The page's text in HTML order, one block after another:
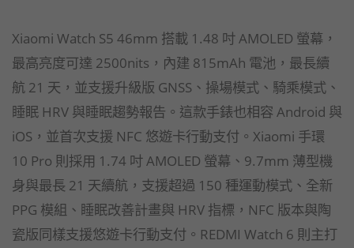
Xiaomi Watch S5 46mm 搭載 1.48 吋 AMOLED 螢幕，
最高亮度可達 2500nits，內建 815mAh 電池，最長續
航 21 天，並支援升級版 GNSS、操場模式、騎乘模式、
睡眠 HRV 與睡眠趨勢報告。這款手錶也相容 Android 與
iOS，並首次支援 NFC 悠遊卡行動支付。Xiaomi 手環
10 Pro 則採用 1.74 吋 AMOLED 螢幕、9.7mm 薄型機
身與最長 21 天續航，支援超過 150 種運動模式、全新
PPG 模組、睡眠改善計畫與 HRV 指標，NFC 版本與陶
瓷版同樣支援悠遊卡行動支付。REDMI Watch 6 則主打